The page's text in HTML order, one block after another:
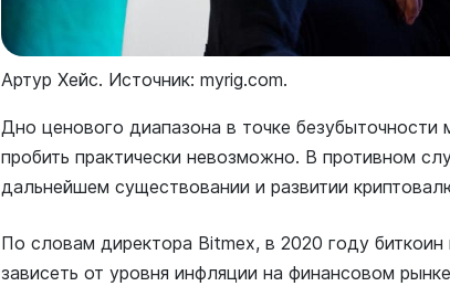
Артур Хейс. Источник: myrig.com.
Дно ценового диапазона в точке безубыточности
пробить практически невозможно. В противном
дальнейшем существовании и развитии
По словам директора Bitmex, в 2020 году
зависеть от уровня инфляции на финансовом